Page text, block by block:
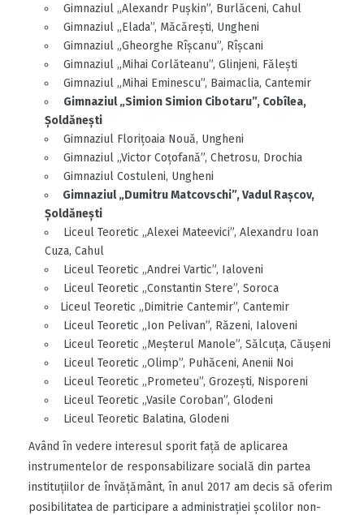
Gimnaziul „Alexandr Pușkin”, Burlăceni, Cahul
Gimnaziul „Elada”, Măcărești, Ungheni
Gimnaziul „Gheorghe Rîșcanu”, Rîșcani
Gimnaziul „Mihai Corlăteanu”, Glinjeni, Fălești
Gimnaziul „Mihai Eminescu”, Baimaclia, Cantemir
Gimnaziul „Simion Simion Cibotaru”, Cobîlea,
Șoldănești
Gimnaziul Florițoaia Nouă, Ungheni
Gimnaziul „Victor Coțofană”, Chetrosu, Drochia
Gimnaziul Costuleni, Ungheni
Gimnaziul „Dumitru Matcovschi”, Vadul Rașcov,
Șoldănești
Liceul Teoretic „Alexei Mateevici”, Alexandru Ioan
Cuza, Cahul
Liceul Teoretic „Andrei Vartic”, Ialoveni
Liceul Teoretic „Constantin Stere”, Soroca
Liceul Teoretic „Dimitrie Cantemir”, Cantemir
Liceul Teoretic „Ion Pelivan”, Răzeni, Ialoveni
Liceul Teoretic „Meșterul Manole”, Sălcuța, Căușeni
Liceul Teoretic „Olimp”, Puhăceni, Anenii Noi
Liceul Teoretic „Prometeu”, Grozești, Nisporeni
Liceul Teoretic „Vasile Coroban”, Glodeni
Liceul Teoretic Balatina, Glodeni
Având în vedere interesul sporit față de aplicarea
instrumentelor de responsabilizare socială din partea
instituțiilor de învățământ, în anul 2017 am decis să oferim
posibilitatea de participare a administrației școlilor non-